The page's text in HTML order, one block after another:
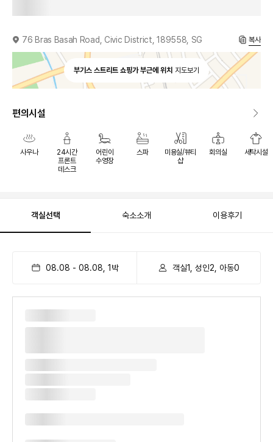
76 Bras Basah Road, Civic District, 189558, SG 복사
부기스 스트리트 쇼핑가 부근에 위치 지도보기
편의시설
사우나
24시간
프론트
데스크
어린이
수영장
스파
미용실/뷰티
샵
회의실 세탁시설
객실선택 숙소소개 이용후기
08.08 - 08.08 1 박 객실1, 성인2, 아동0